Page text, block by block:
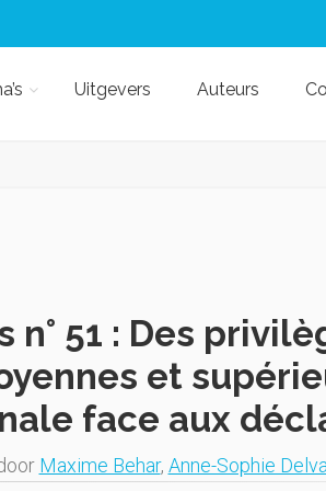
Uitgevers Auteurs
n° 51 : Des
et
face aux
Maxime Behar, Anne-Sophie Delval